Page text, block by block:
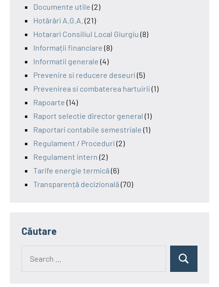
Documente utile (2)
Hotărâri A.G.A. (21)
Hotarari Consiliul Local Giurgiu (8)
Informații financiare (8)
Informatii generale (4)
Prevenire si reducere deseuri (5)
Prevenirea si combaterea hartuirii (1)
Rapoarte (14)
Raport selectie director general (1)
Raportari contabile semestriale (1)
Regulament / Proceduri (2)
Regulament intern (2)
Tarife energie termică (6)
Transparență decizională (70)
Căutare
Search